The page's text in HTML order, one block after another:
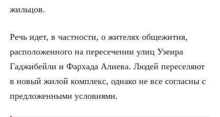
жильцов.
Речь идет, в частности, о жителях общежития,
расположенного на пересечении улиц Узеира
Гаджибейли и Фархада Алиева. Людей переселяют
в новый жилой комплекс, однако не все согласны с
предложенными условиями.